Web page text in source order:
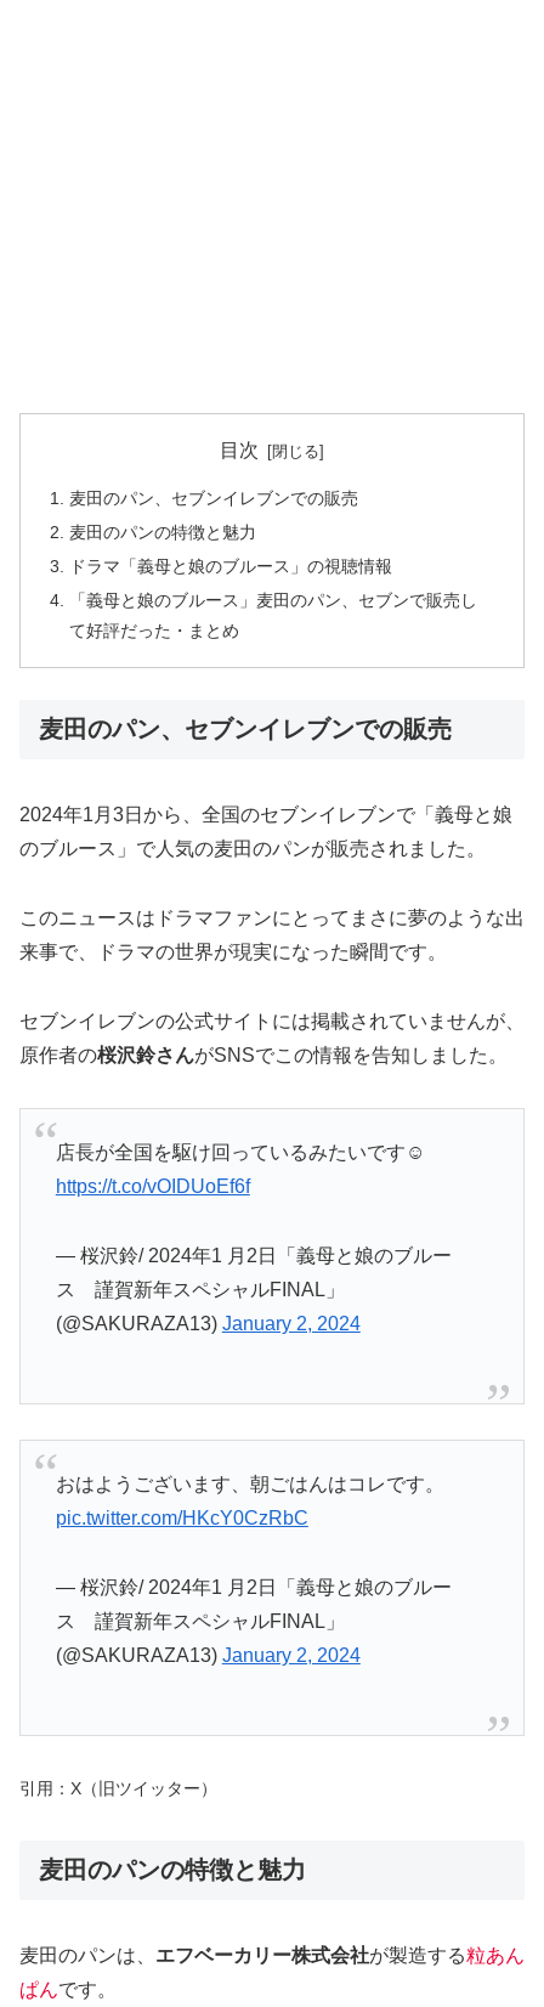
目次
麦田のパン、セブンイレブンでの販売
麦田のパンの特徴と魅力
ドラマ「義母と娘のブルース」の視聴情報
「義母と娘のブルース」麦田のパン、セブンで販売し
て好評だった・まとめ
麦田のパン、セブンイレブンでの販売
2024年1月3日から、全国のセブンイレブンで「義母と娘
のブルース」で人気の麦田のパンが販売されました。
このニュースはドラマファンにとってまさに夢のような出
来事で、ドラマの世界が現実になった瞬間です。
セブンイレブンの公式サイトには掲載されていませんが、
原作者の桜沢鈴さんがSNSでこの情報を告知しました。
店長が全国を駆け回っているみたいです☺️
https://t.co/vOIDUoEf6f
— 桜沢鈴/ 2024年1 月2日「義母と娘のブルー
ス 謹賀新年スペシャルFINAL」
(@SAKURAZA13) January 2, 2024
おはようございます、朝ごはんはコレです。
pic.twitter.com/HKcY0CzRbC
— 桜沢鈴/ 2024年1 月2日「義母と娘のブルー
ス 謹賀新年スペシャルFINAL」
(@SAKURAZA13) January 2, 2024
引用：X（旧ツイッター）
麦田のパンの特徴と魅力
麦田のパンは、 エフベーカリー株式会社が製造する粒あん
ぱんです。